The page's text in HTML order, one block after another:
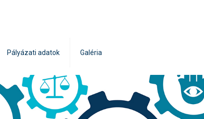
Pályázati adatok Galéria